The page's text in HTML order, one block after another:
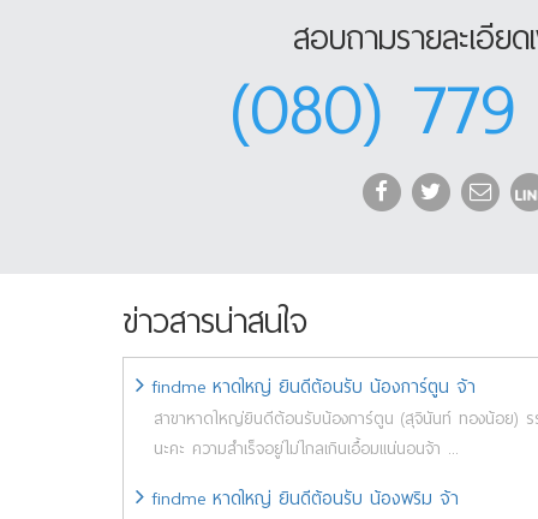
สอบถามรายละเอีย
(080)
ข่าวสารน่าสนใจ
findme หาดใหญ่ ยินดีต้อนรับ น้องการ์ตูน จ้า
สาขาหาดใหญ่ยินดีต้อนรับน้องการ์ตูน (สุจินันท์ ทองน้อย) ร
นะคะ ความสำเร็จอยู่ไม่ไกลเกินเอื้อมแน่นอนจ้า ...
findme หาดใหญ่ ยินดีต้อนรับ น้องพริม จ้า